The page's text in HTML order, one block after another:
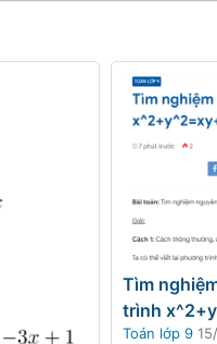
Tìm
trình
Toán lớp 9